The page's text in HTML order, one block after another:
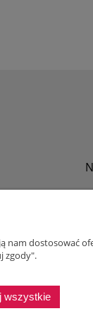
dostosować
zgody".
wszystkie